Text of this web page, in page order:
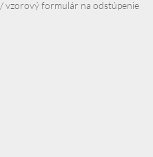
vzorový formulár na odstúpenie